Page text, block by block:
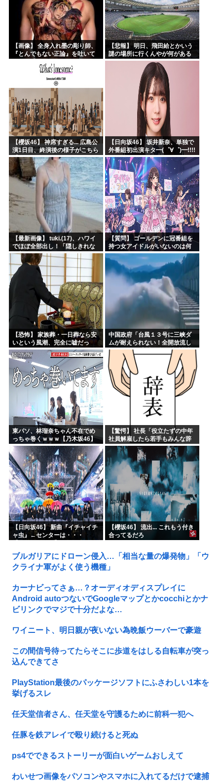
【画像】 全身入れ墨の彫り師、
『とんでもない正論』を吐いて
【悲報】 明日、飛田給とかいう
謎の場所に行くんやが何がある
んや????・・・・・・・・・
【櫻坂46】 神席すぎる... 広島公
演1日目、終演後の様子がこちら
【全国ツアー2026 What’s
lonesome?】
【日向坂46】 坂井新奈、単独で
外番組初出演キタ━(゜∀゜)━!!!!
【最新画像】 tuki.(17)、ハワイ
でほぼ全部出し！「隠しきれな
い美貌」とSNSざわつく
【質問】 ゴールデンに冠番組を
持つ女アイドルがいないのは何
故なのか？
【恐怖】 家族葬・一日葬なら安
いという風潮、完全に嘘だっ
た・・・・
中国政府「台風１３号に三峡ダ
ムが耐えられない！全開放流し
ろ！」⇒ 下流域の街が壊滅状態
ｗｗｗｗｗ
東パソ、林瑠奈ちゃん不在でめ
っちゃ巻くｗｗｗ【乃木坂46】
【驚愕】 社長「役立たずの中年
社員解雇したら若手もみんな辞
めてしまった…」
【日向坂46】 新曲『イチャイチ
ャ虫』←センターは・・・
【櫻坂46】 流出... これもう付き
合ってるだろ
ブルガリアにドローン侵入…「相当な量の爆発物」「ウ
クライナ軍がよく使う機種」
カーナビってさぁ…？オーディオディスプレイに
Android autoつないでGoogleマップとかcocchiとかナ
ビリンクでマジで十分だよな…
ワイニート、明日親が夜いない為晩飯ウーバーで豪遊
この間信号待ってたらそこに歩道をはしる自転車が突っ
込んできてさ
PlayStation最後のパッケージソフトにふさわしい1本を
挙げるスレ
任天堂信者さん、任天堂を守護るために前科一犯へ
任豚を鉄アレイで殴り続けると死ぬ
ps4でできるストーリーが面白いゲームおしえて
わいせつ画像をパソコンやスマホに入れてるだけで逮捕